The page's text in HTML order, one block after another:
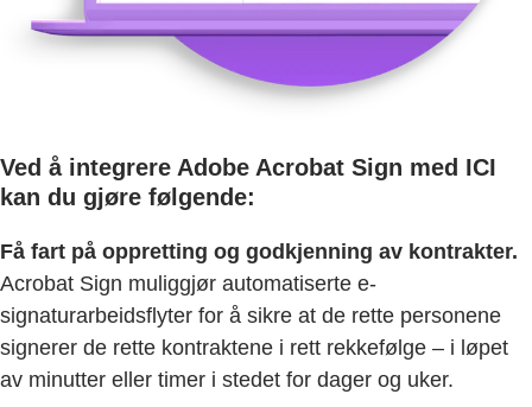
Ved å integrere Adobe Acrobat Sign med ICI
kan du gjøre følgende:
Få fart på oppretting og godkjenning av kontrakter.
Acrobat Sign muliggjør automatiserte e-
signaturarbeidsflyter for å sikre at de rette personene
signerer de rette kontraktene i rett rekkefølge – i løpet
av minutter eller timer i stedet for dager og uker.